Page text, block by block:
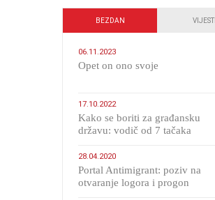
BEZDAN VIJESTI
06.11.2023
​Opet on ono svoje
17.10.2022
Kako se boriti za građansku
državu: vodič od 7 tačaka
28.04.2020
Portal Antimigrant: poziv na
otvaranje logora i progon